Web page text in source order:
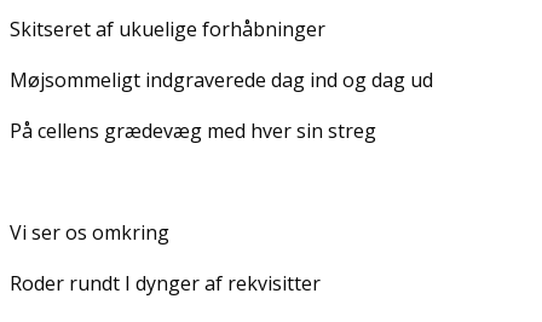
Skitseret af ukuelige forhåbninger
Møjsommeligt indgraverede dag ind og dag ud
På cellens grædevæg med hver sin streg
Vi ser os omkring
Roder rundt I dynger af rekvisitter